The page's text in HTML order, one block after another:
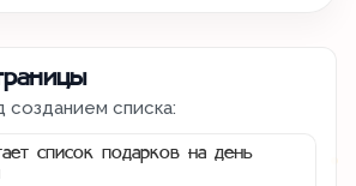
созданием списка:
список подарков на день